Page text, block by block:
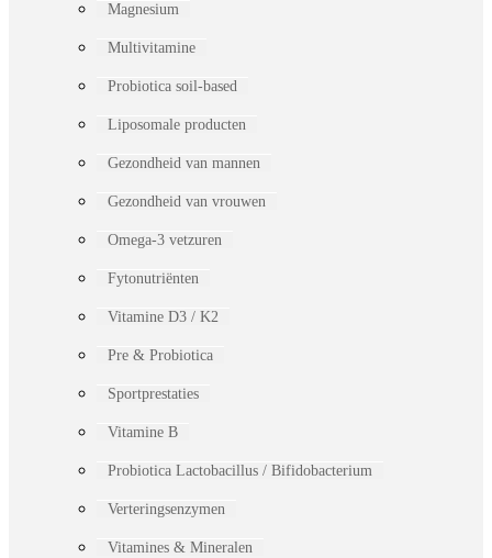
Magnesium
Multivitamine
Probiotica soil-based
Liposomale producten
Gezondheid van mannen
Gezondheid van vrouwen
Omega-3 vetzuren
Fytonutriënten
Vitamine D3 / K2
Pre & Probiotica
Sportprestaties
Vitamine B
Probiotica Lactobacillus / Bifidobacterium
Verteringsenzymen
Vitamines & Mineralen